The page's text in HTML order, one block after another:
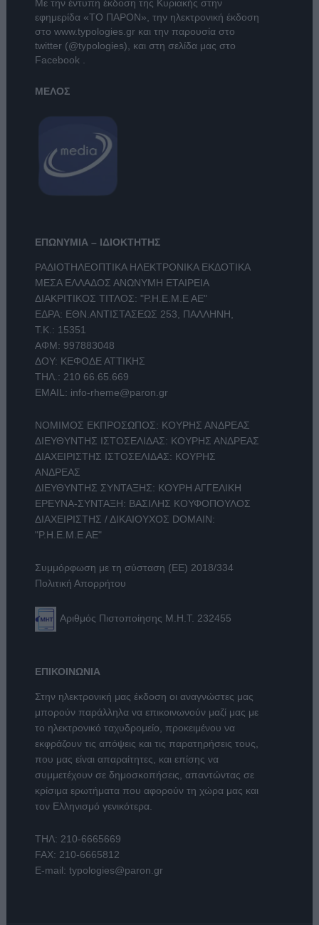
Με την έντυπη έκδοση της Κυριακής στην
εφημερίδα «ΤΟ ΠΑΡΟΝ», την ηλεκτρονική έκδοση
στο www.typologies.grκαι την παρουσία στο
twitter (@typologies), και στη σελίδα μας στο
Facebook .
ΜΕΛΟΣ
ΕΠΩΝΥΜΙΑ – ΙΔΙΟΚΤΗΤΗΣ
ΡΑΔΙΟΤΗΛΕΟΠΤΙΚΑ ΗΛΕΚΤΡΟΝΙΚΑ ΕΚΔΟΤΙΚΑ
ΜΕΣΑ ΕΛΛΑΔΟΣ ΑΝΩΝΥΜΗ ΕΤΑΙΡΕΙΑ
ΔΙΑΚΡΙΤΙΚΟΣ ΤΙΤΛΟΣ: "Ρ.Η.Ε.Μ.Ε ΑΕ"
ΕΔΡΑ: ΕΘΝ.ΑΝΤΙΣΤΑΣΕΩΣ 253, ΠΑΛΛΗΝΗ,
Τ.Κ.: 15351
ΑΦΜ: 997883048
ΔΟΥ: ΚΕΦΟΔΕ ΑΤΤΙΚΗΣ
ΤΗΛ.: 210 66.65.669
EMAIL: info-rheme@paron.gr
ΝΟΜΙΜΟΣ ΕΚΠΡΟΣΩΠΟΣ: ΚΟΥΡΗΣ ΑΝΔΡΕΑΣ
ΔΙΕΥΘΥΝΤΗΣ ΙΣΤΟΣΕΛΙΔΑΣ: ΚΟΥΡΗΣ ΑΝΔΡΕΑΣ
ΔΙΑΧΕΙΡΙΣΤΗΣ ΙΣΤΟΣΕΛΙΔΑΣ: ΚΟΥΡΗΣ
ΑΝΔΡΕΑΣ
ΔΙΕΥΘΥΝΤΗΣ ΣΥΝΤΑΞΗΣ: ΚΟΥΡΗ ΑΓΓΕΛΙΚΗ
ΕΡΕΥΝΑ-ΣΥΝΤΑΞΗ: ΒΑΣΙΛΗΣ ΚΟΥΦΟΠΟΥΛΟΣ
ΔΙΑΧΕΙΡΙΣΤΗΣ / ΔΙΚΑΙΟΥΧΟΣ DOMAIN:
"Ρ.Η.Ε.Μ.Ε ΑΕ"
Συμμόρφωση με τη σύσταση (ΕΕ) 2018/334
Πολιτική Απορρήτου
Αριθμός Πιστοποίησης Μ.Η.Τ. 232455
ΕΠΙΚΟΙΝΩΝΙΑ
Στην ηλεκτρονική μας έκδοση οι αναγνώστες μας
μπορούν παράλληλα να επικοινωνούν μαζί μας με
το ηλεκτρονικό ταχυδρομείο, προκειμένου να
εκφράζουν τις απόψεις και τις παρατηρήσεις τους,
που μας είναι απαραίτητες, και επίσης να
συμμετέχουν σε δημοσκοπήσεις, απαντώντας σε
κρίσιμα ερωτήματα που αφορούν τη χώρα μας και
τον Ελληνισμό γενικότερα.
ΤΗΛ: 210-6665669
FAX: 210-6665812
E-mail: typologies@paron.gr